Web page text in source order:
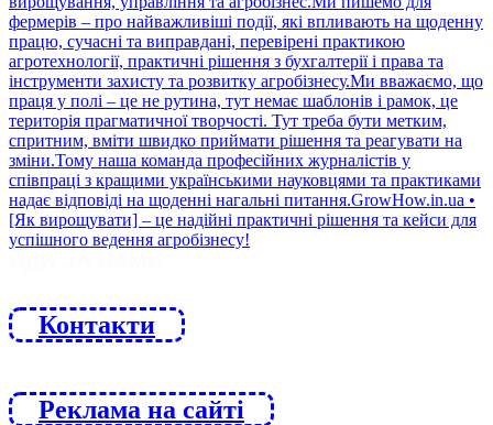
Контакти
Реклама на сайті